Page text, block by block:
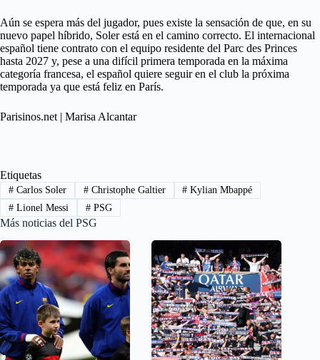
Aún se espera más del jugador, pues existe la sensación de que, en su
nuevo papel híbrido, Soler está en el camino correcto. El internacional
español tiene contrato con el equipo residente del Parc des Princes
hasta 2027 y, pese a una difícil primera temporada en la máxima
categoría francesa, el español quiere seguir en el club la próxima
temporada ya que está feliz en París.
Parisinos.net | Marisa Alcantar
Etiquetas
#Carlos Soler #Christophe Galtier # Kylian Mbappé
#Lionel Messi #PSG
Más noticias del PSG